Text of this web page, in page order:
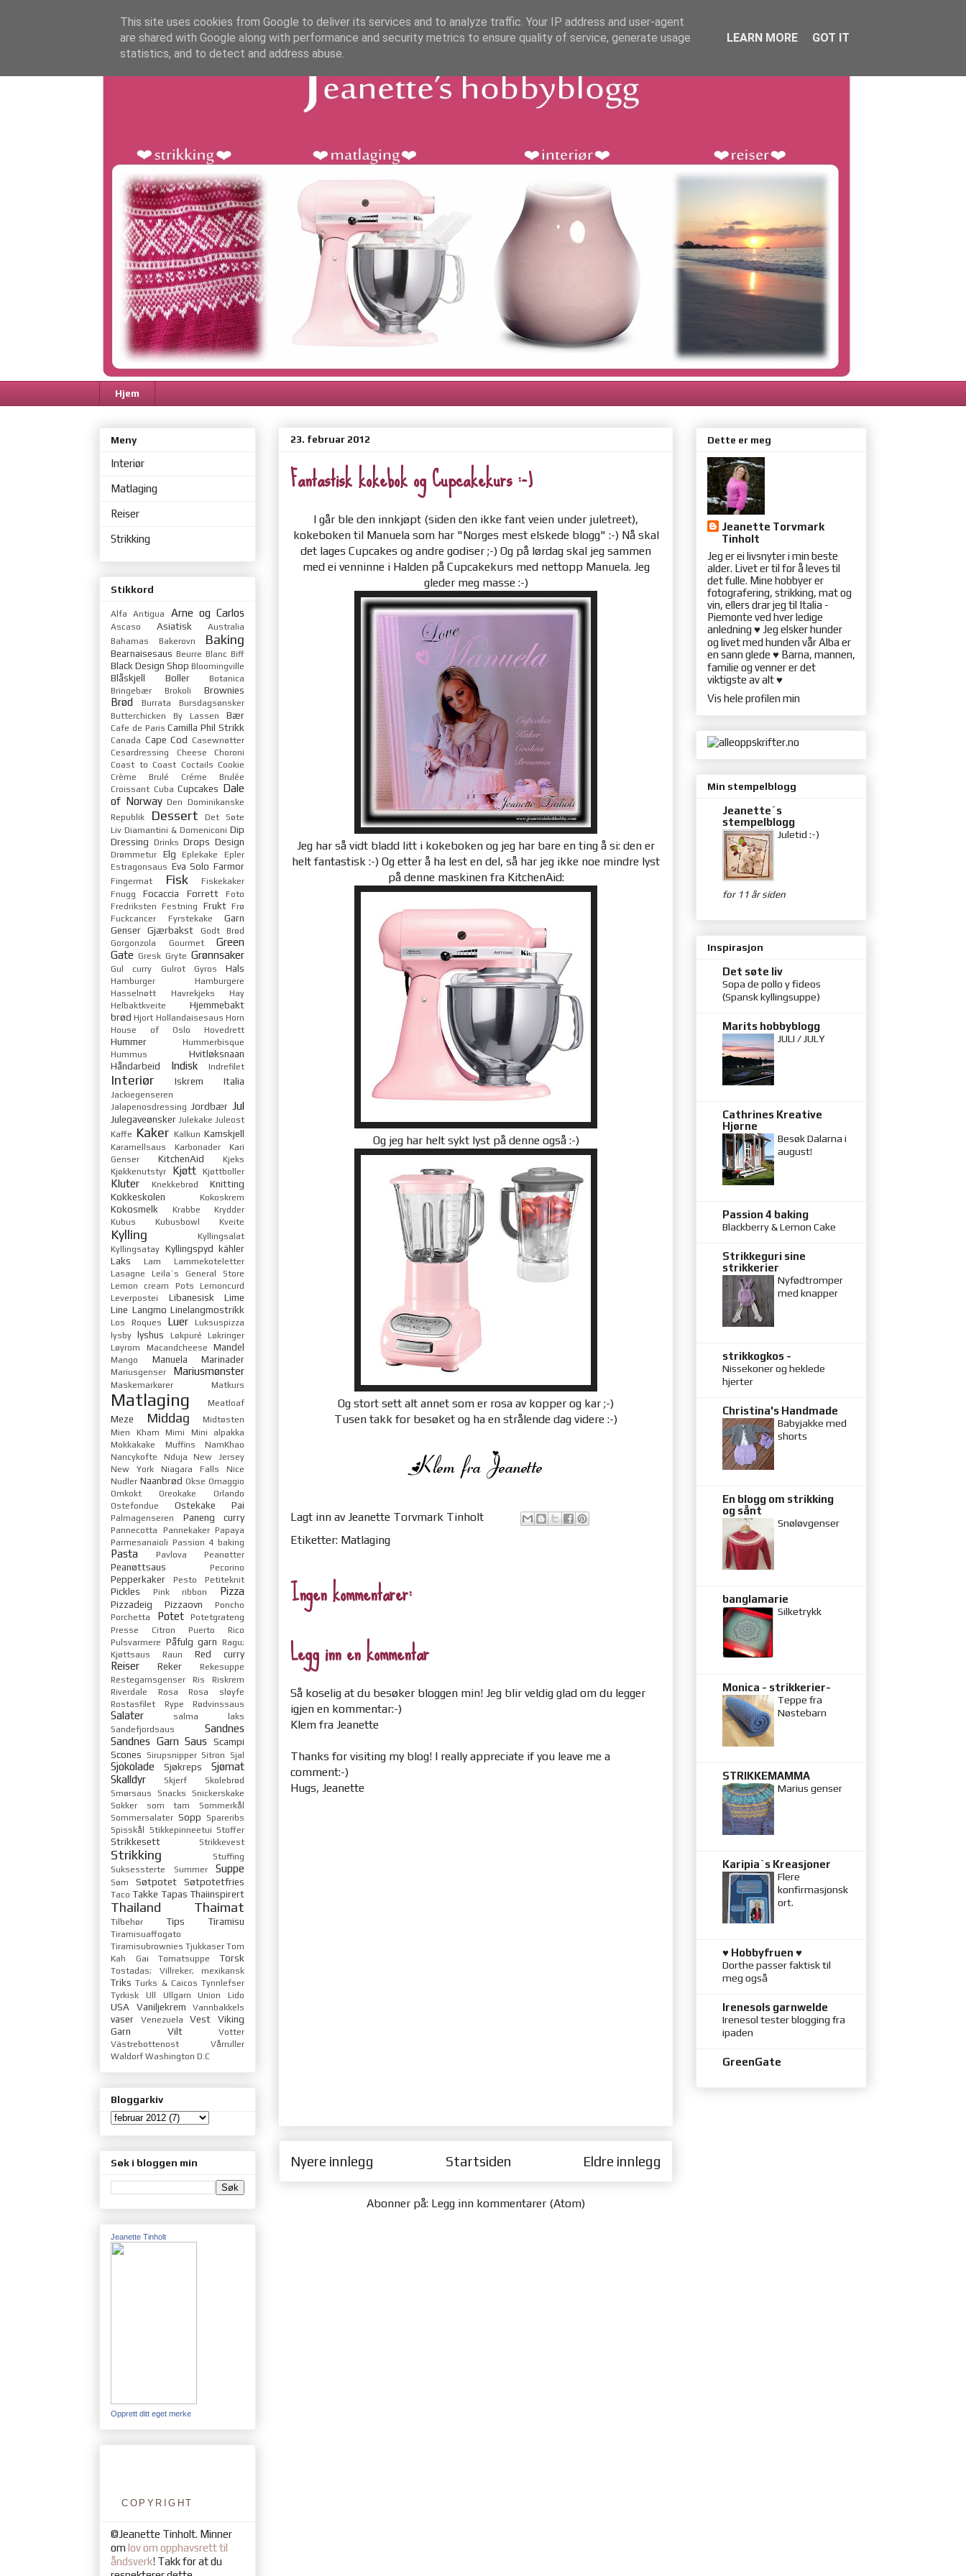
Hjem
23. februar 2012
Fantastisk kokebok og Cupcakekurs :-)
I går ble den innkjøpt (siden den ikke fant veien under juletreet),
kokeboken til Manuela som har "Norges mest elskede blogg" :-) Nå skal
det lages Cupcakes og andre godiser ;-) Og på lørdag skal jeg sammen
med ei venninne i Halden på Cupcakekurs med nettopp Manuela. Jeg
gleder meg masse :-)
Jeg har så vidt bladd litt i kokeboken og jeg har bare en ting å si: den er
helt fantastisk :-) Og etter å ha lest en del, så har jeg ikke noe mindre lyst
på denne maskinen fra KitchenAid:
Og jeg har helt sykt lyst på denne også :-)
Og stort sett alt annet som er rosa av kopper og kar ;-)
Tusen takk for besøket og ha en strålende dag videre :-)
Lagt inn avJeanette Torvmark Tinholt
Etiketter: Matlaging
Ingen kommentarer:
Legg inn en kommentar
Så koselig at du besøker bloggen min! Jeg blir veldig glad om du legger
igjen en kommentar:-)
Klem fra Jeanette
Thanks for visiting my blog! I really appreciate if you leave me a
comment:-)
Hugs, Jeanette
Nyere innlegg Eldre innlegg
Startsiden
Abonner på: Legg inn kommentarer (Atom)
Meny
Interiør
Matlaging
Reiser
Strikking
Stikkord
Alfa Antigua Arne og Carlos
Ascaso Asiatisk
Australia
Bahamas
Bakerovn Baking
Bearnaisesaus Beurre Blanc Biff
Black Design Shop Bloomingville
Blåskjell Boller
Botanica
Bringebær
Brokoli Brownies
Brød Burrata
Bursdagsønsker
Butterchicken
By Lassen Bær
Cafe de Paris Camilla Phil Strikk
Canada Cape Cod Casewnøtter
Cesardressing
Cheese
Choroni
Coast to Coast Coctails Cookie
Crème Brulé
Créme Brulée
Croissant Cuba Cupcakes Dale
of Norway Den Dominikanske
Republik
Dessert
Det Søte
Liv Diamantini & Domeniconi Dip
Dressing Drinks Drops Design
Drømmetur Elg Eplekake
Epler
Estragonsaus Eva Solo Farmor
Fingermat Fisk
Fiskekaker
Fnugg
Focaccia Forrett
Foto
Fredriksten Festning
Frukt Frø
Fuckcancer
Fyrstekake
Garn
Genser Gjærbakst
Godt Brød
Gorgonzola
Gourmet
Green
Gate Gresk Gryte Grønnsaker
Gul curry Gulrot Gyros Hals
Hamburger
Hamburgere
Hasselnøtt
Havrekjeks
Hay
Helbaktkveite
Hjemmebakt
brød Hjort Hollandaisesaus Horn
House of Oslo
Hovedrett
Hummer
Hummerbisque
Hummus
Hvitløksnaan
Håndarbeid
Indisk Indrefilet
Interiør Iskrem Italia
Jackiegenseren
Jalapenosdressing
Jordbær Jul
Julegaveønsker Julekake Juleost
Kaffe Kaker Kalkun Kamskjell
Karamellsaus Karbonader
Kari
Genser
KitchenAid
Kjeks
Kjøkkenutstyr
Kjøtt Kjøttboller
Kluter Knekkebrød
Knitting
Kokkeskolen
Kokoskrem
Kokosmelk Krabbe
Krydder
Kubus
Kubusbowl Kveite
Kylling
Kyllingsalat
Kyllingsatay Kyllingspyd kähler
Laks
Lam
Lammekoteletter
Lasagne
Leila´s General Store
Lemon cream Pots
Lemoncurd
Leverpostei
Libanesisk
Lime
Line Langmo Linelangmostrikk
Los Roques Luer
Luksuspizza
lysby lyshus Løkpuré
Løkringer
Løyrom
Macandcheese Mandel
Mango Manuela Marinader
Mariusgenser Mariusmønster
Maskemarkører Matkurs
Matlaging Meatloaf
Meze Middag
Midtøsten
Mien Kham
Mimi
Mini alpakka
Mokkakake
Muffins
NamKhao
Nancykofte
Nduja
New Jersey
New York
Niagara Falls
Nice
Nudler Naanbrød Okse Omaggio
Omkokt
Oreokake
Orlando
Ostefondue
Ostekake Pai
Palmagenseren Paneng curry
Pannecotta Pannekaker Papaya
Parmesanaioli Passion 4 baking
Pasta Pavlova Peanøtter
Peanøttsaus Pecorino
Pepperkaker Pesto Petiteknit
Pickles Pink ribbon Pizza
Pizzadeig Pizzaovn
Poncho
Porchetta
Potet
Potetgrateng
Presse Citron
Puerto Rico
Pulsvarmere Påfulg garn Ragu;
Kjøttsaus
Raun Red curry
Reiser Reker
Rekesuppe
Restegarnsgenser
Ris
Riskrem
Riverdale
Rosa
Rosa sløyfe
Rostasfilet
Rype Rødvinssaus
Salater
salma laks
Sandefjordsaus
Sandnes
Sandnes Garn Saus
Scampi
Scones
Sirupsnipper Sitron Sjal
Sjokolade Sjøkreps
Sjømat
Skalldyr
Skjerf
Skolebrød
Smørsaus
Snacks
Snickerskake
Sokker
som tam
Sommerkål
Sommersalater Sopp
Spareribs
Spisskål
Stikkepinneetui Stoffer
Strikkesett Strikkevest
Strikking
Stuffing
Suksessterte
Summer Suppe
Søm Søtpotet Søtpotetfries
Taco Takke Tapas Thaiinspirert
Thailand Thaimat
Tilbehør Tips Tiramisu
Tiramisuaffogato
Tiramisubrownies Tjukkaser Tom
Kah Gai
Tomatsuppe Torsk
Tostadas; Villreker; mexikansk
Triks Turks & Caicos Tynnlefser
Tyrkisk
Ull Ullgarn Union Lido
USA Vaniljekrem Vannbakkels
vaser Venezuela Vest
Viking
Garn
Vilt
Votter
Västrebottenost
Vårruller
Waldorf Washington D.C
Bloggarkiv
Søk i bloggen min
Jeanette Tinholt
Opprett ditt eget merke
COPYRIGHT
©Jeanette Tinholt. Minner
om lov om opphavsrett til
åndsverk! Takk for at du
Dette er meg
Jeanette Torvmark
Tinholt
Jeg er ei livsnyter i min beste
alder. Livet er til for å leves til
det fulle. Mine hobbyer er
fotografering, strikking, mat og
vin, ellers drar jeg til Italia -
Piemonte ved hver ledige
anledning ♥ Jeg elsker hunder
og livet med hunden vår Alba er
en sann glede ♥ Barna, mannen,
familie og venner er det
viktigste av alt ♥
Vis hele profilen min
Min stempelblogg
Jeanette´s
stempelblogg
Juletid :-)
for 11 år siden
Inspirasjon
Det søte liv
Sopa de pollo y fideos
(Spansk kyllingsuppe)
Marits hobbyblogg
JULI / JULY
Cathrines Kreative
Hjørne
Besøk Dalarna i
august!
Passion 4 baking
Blackberry & Lemon Cake
Strikkeguri sine
strikkerier
Nyfødtromper
med knapper
strikkogkos -
Nissekoner og heklede
hjerter
Christina's Handmade
Babyjakke med
shorts
En blogg om strikking
og sånt
Snøløvgenser
banglamarie
Silketrykk
Monica - strikkerier-
Teppe fra
Nøstebarn
STRIKKEMAMMA
Marius genser
Karipia`s Kreasjoner
Flere
konfirmasjonsk
ort.
♥ Hobbyfruen ♥
Dorthe passer faktisk til
meg også
Irenesols garnwelde
Irenesol tester blogging fra
ipaden
GreenGate
This site uses cookies from Google to deliver its services and to analyze traffic. Your IP address and user-agent
are shared with Google along with performance and security metrics to ensure quality of service, generate usage
statistics, and to detect and address abuse.
LEARN MORE GOT IT